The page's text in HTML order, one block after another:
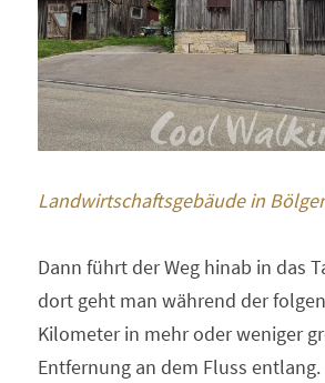
Landwirtschaftsgebäude in
Dann führt der Weg hinab in das
dort geht man während der
Kilometer in mehr oder weniger
Entfernung an dem Fluss entlang.